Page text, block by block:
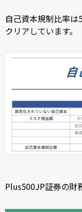
自己資本規制比率
クリアしています。
Plus500JP証券の財